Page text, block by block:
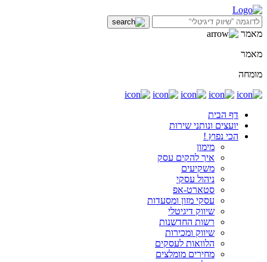
מאמר
מאמר
מומחה
דף הבית
יועצים ונותני שירות
הכי נפוץ !
מימון
איך להקים עסק
משקיעים
ניהול עסקי
סטארט-אפ
עסקי מזון ומסעדות
שיווק דיגיטלי
רשות החדשנות
שיווק ומכירות
הלוואות לעסקים
מחירים מומלצים